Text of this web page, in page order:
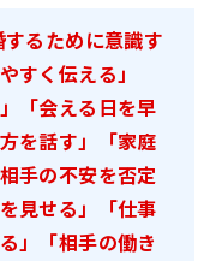
するために意識す
すく伝える」
「会える日を早
を話す」「家庭
手の不安を否定
見せる」「仕事
」「相手の働き